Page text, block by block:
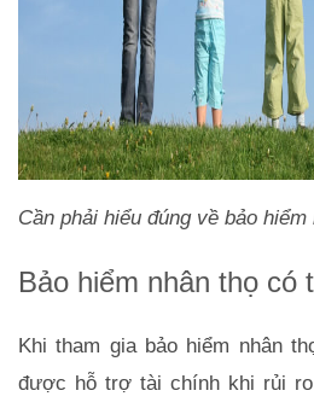
Cần phải hiểu đúng về bảo
Bảo hiểm nhân thọ có
Khi tham gia bảo hiểm nhân
được hỗ trợ tài chính khi rủi